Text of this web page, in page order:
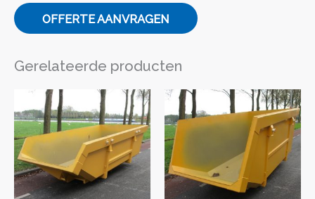
OFFERTE AANVRAGEN
Gerelateerde producten